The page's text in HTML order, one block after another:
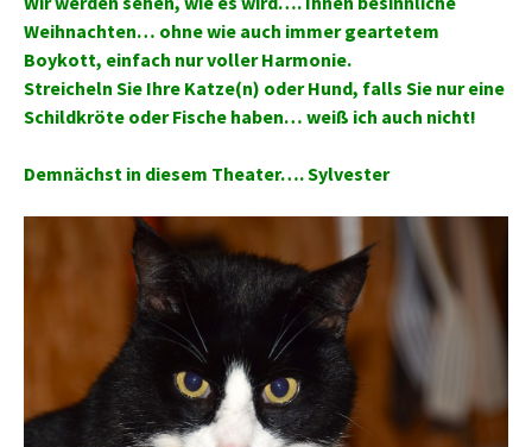
Weihnachten… ohne wie auch immer geartetem
Boykott, einfach nur voller Harmonie.
Streicheln Sie Ihre Katze(n) oder Hund, falls Sie nur eine
Schildkröte oder Fische haben… weiß ich auch nicht!
Demnächst in diesem Theater…. Sylvester